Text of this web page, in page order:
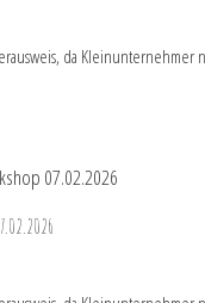
da Kleinunternehmer